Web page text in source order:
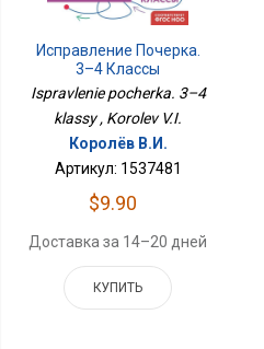
Исправление Почерка.
3–4 Классы
Ispravlenie pocherka. 3–4
klassy , Korolev V.I.
Королёв В.И.
Артикул: 1537481
$9.90
Доставка за 14–20 дней
КУПИТЬ